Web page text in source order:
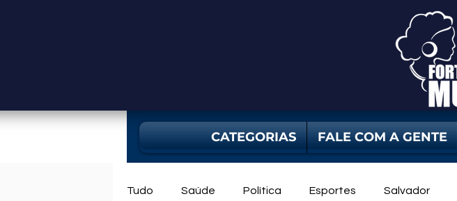
CATEGORIAS FALE COM A GENTE
Tudo Saúde Política Esportes Salvador